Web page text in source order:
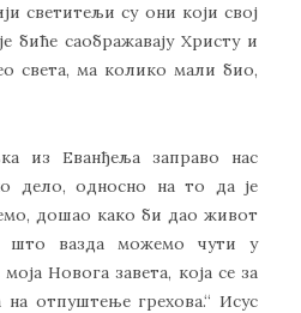
светитељи су они који свој
биће саображавају Христу и
света, ма колико мали био,
из Еванђеља заправо нас
дело, односно на то да је
дошао како би дао живот
што вазда можемо чути у
Новога завета, која се за
отпуштење грехова.“ Исус